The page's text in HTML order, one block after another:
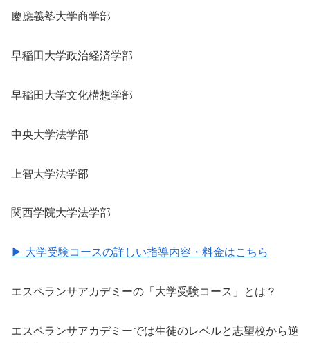
慶應義塾大学商学部
早稲田大学政治経済学部
早稲田大学文化構想学部
中央大学法学部
上智大学法学部
関西学院大学法学部
▶ 大学受験コースの詳しい指導内容・料金はこちら
エスペランサアカデミーの「大学受験コース」とは？
エスペランサアカデミーでは生徒のレベルと志望校から逆